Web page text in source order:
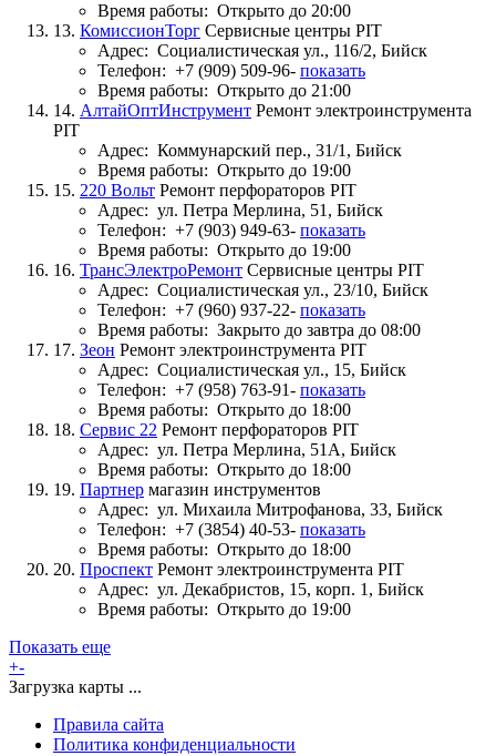
Время работы: Открыто до 20:00
13. КомиссионТорг Сервисные центры PIT
Адрес: Социалистическая ул., 116/2, Бийск
Телефон: +7 (909) 509-96- показать
Время работы: Открыто до 21:00
14. АлтайОптИнструмент Ремонт электроинструмента
PIT
Адрес: Коммунарский пер., 31/1, Бийск
Время работы: Открыто до 19:00
15. 220 Вольт Ремонт перфораторов PIT
Адрес: ул. Петра Мерлина, 51, Бийск
Телефон: +7 (903) 949-63- показать
Время работы: Открыто до 19:00
16. ТрансЭлектроРемонт Сервисные центры PIT
Адрес: Социалистическая ул., 23/10, Бийск
Телефон: +7 (960) 937-22- показать
Время работы: Закрыто до завтра до 08:00
17. Зеон Ремонт электроинструмента PIT
Адрес: Социалистическая ул., 15, Бийск
Телефон: +7 (958) 763-91- показать
Время работы: Открыто до 18:00
18. Сервис 22 Ремонт перфораторов PIT
Адрес: ул. Петра Мерлина, 51А, Бийск
Время работы: Открыто до 18:00
19. Партнер магазин инструментов
Адрес: ул. Михаила Митрофанова, 33, Бийск
Телефон: +7 (3854) 40-53- показать
Время работы: Открыто до 18:00
20. Проспект Ремонт электроинструмента PIT
Адрес: ул. Декабристов, 15, корп. 1, Бийск
Время работы: Открыто до 19:00
Показать еще
+-
Загрузка карты ...
Правила сайта
Политика конфиденциальности